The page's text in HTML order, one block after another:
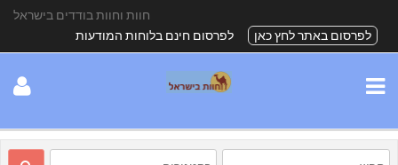
חוות וחוות בודדים בישראל
לפרסום באתר לחץ כאן
לפרסום חינם בלוחות המודעות